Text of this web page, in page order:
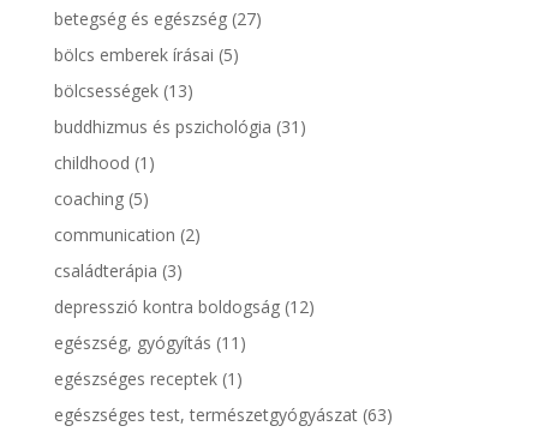
betegség és egészség(27)
bölcs emberek írásai (5)
bölcsességek(13)
buddhizmus és pszichológia (31)
childhood (1)
coaching(5)
communication (2)
családterápia (3)
depresszió kontra boldogság(12)
egészség, gyógyítás (11)
egészséges receptek(1)
egészséges test, természetgyógyászat(63)